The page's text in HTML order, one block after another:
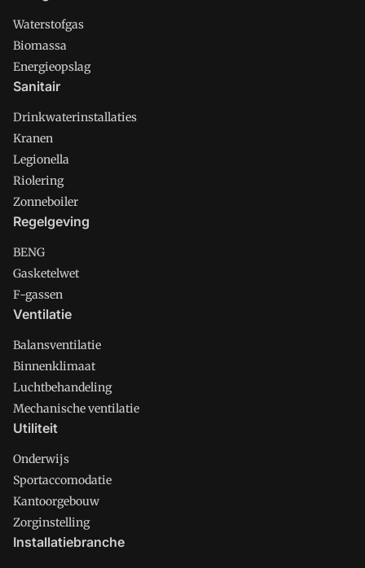
Waterstofgas
Biomassa
Energieopslag
Sanitair
Drinkwaterinstallaties
Kranen
Legionella
Riolering
Zonneboiler
Regelgeving
BENG
Gasketelwet
F-gassen
Ventilatie
Balansventilatie
Binnenklimaat
Luchtbehandeling
Mechanische ventilatie
Utiliteit
Onderwijs
Sportaccomodatie
Kantoorgebouw
Zorginstelling
Installatiebranche